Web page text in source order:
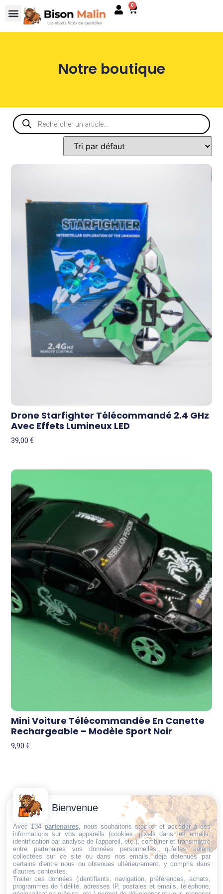
0
Notre boutique
Drone Starfighter Télécommandé 2.4 GHz
Avec Effets Lumineux LED
39,00€
Mini Voiture Télécommandée En Canette
Rechargeable – Modèle Sport Noir
9,90€
Trouvez ce qu'il vous faut,
au bon endroit
Conditions
générales
de vente
Politique de
cookies
Politique de
confidentialité
Mentions
Contactez-
Nous
Email:
dt@sasbms.fr
Bienvenue
Avec 134 partenaires, nous souhaitons stocker et accéder à des
informations sur vos appareils (cookies, pixels dans les emails,
identification par analyse de l'appareil, etc.), combiner et transmettre
entre partenaires vos données personnelles, qu'elles soient
collectées sur ce site ou dans nos emails, déjà détenues par
certains d'entre nous ou obtenues ultérieurement, y compris dans
d'autres contextes.
Traiter ces données (identifiants, navigation, préférences, achats,
programmes de fidélité, adresses IP, postales et emails, téléphone,